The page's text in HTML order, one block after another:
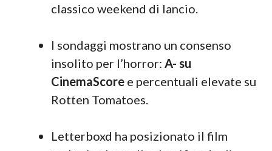
classico weekend di lancio.
I sondaggi mostrano un consenso
insolito per l’horror: A- su
CinemaScore e percentuali elevate su
Rotten Tomatoes.
Letterboxd ha posizionato il film